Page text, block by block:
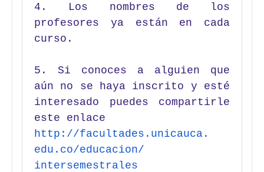
4. Los nombres de los
profesores ya están en cada
curso.
5. Si conoces a alguien que
aún no se haya inscrito y esté
interesado puedes compartirle
este enlace
http://facultades.unicauca.
edu.co/educacion/
intersemestrales